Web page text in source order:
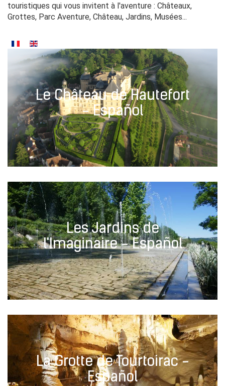
touristiques qui vous invitent à l'aventure : Châteaux,
Grottes, Parc Aventure, Château, Jardins, Musées...
Le Château de Hautefort
- Español
Les Jardins de
l'Imaginaire - Español
La Grotte de Tourtoirac -
Español